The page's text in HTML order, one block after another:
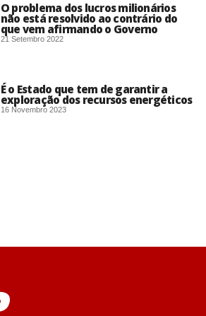
O problema dos lucros milionários
não está resolvido ao contrário do
que vem afirmando o Governo
21 Setembro 2022
É o Estado que tem de garantir a
exploração dos recursos energéticos
16 Novembro 2023